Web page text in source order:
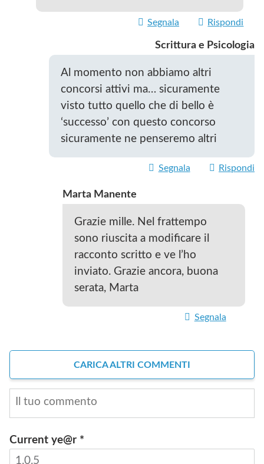
Segnala Rispondi
Scrittura e Psicologia
Al momento non abbiamo altri
concorsi attivi ma… sicuramente
visto tutto quello che di bello è
‘successo’ con questo concorso
sicuramente ne penseremo altri
Segnala Rispondi
Marta Manente
Grazie mille. Nel frattempo
sono riuscita a modificare il
racconto scritto e ve l’ho
inviato. Grazie ancora, buona
serata, Marta
Segnala
CARICA ALTRI COMMENTI
Current ye@r *